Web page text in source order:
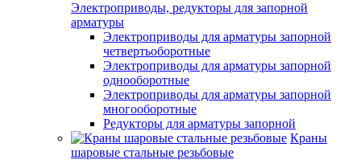
Электроприводы, редукторы для запорной
арматуры
Электроприводы для арматуры запорной
четвертьоборотные
Электроприводы для арматуры запорной
однооборотные
Электроприводы для арматуры запорной
многооборотные
Редукторы для арматуры запорной
Краны
шаровые стальные резьбовые